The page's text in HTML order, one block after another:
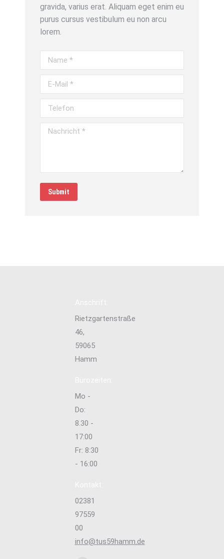
gravida, varius erat. Aliquam eget enim eu
purus cursus vestibulum eu non arcu
lorem.
Name *
E-Mail *
Telefon
Nachricht *
Submit
Rietzgartenstraße
46,
59065
Hamm
Mo -
Do:
8.30 -
17:00
Fr: 8:30
- 16:00
02381
97559
00
info@tus59hamm.de